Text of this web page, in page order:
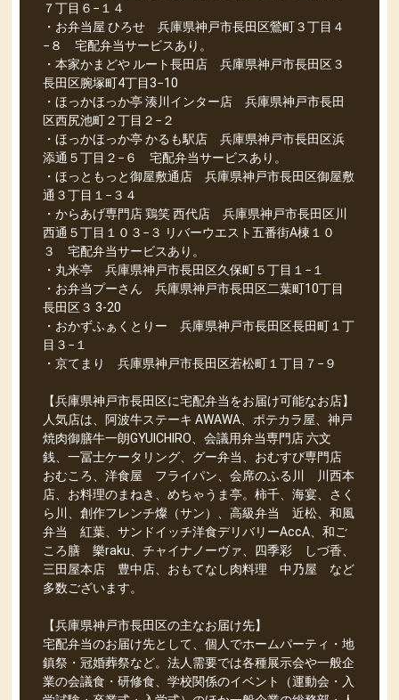
７丁目６−１４
・お弁当屋 ひろせ 兵庫県神戸市長田区鶯町３丁目４
−８ 宅配弁当サービスあり。
・本家かまどや ルート長田店 兵庫県神戸市長田区３
長田区腕塚町4丁目3−10
・ほっかほっか亭 湊川インター店 兵庫県神戸市長田
区西尻池町２丁目２−２
・ほっかほっか亭 かるも駅店 兵庫県神戸市長田区浜
添通５丁目２−６ 宅配弁当サービスあり。
・ほっともっと御屋敷通店 兵庫県神戸市長田区御屋敷
通３丁目１−３４
・からあげ専門店 鶏笑 西代店 兵庫県神戸市長田区川
西通５丁目１０３−３ リバーウエスト五番街A棟１０
３ 宅配弁当サービスあり。
・丸米亭 兵庫県神戸市長田区久保町５丁目１−１
・お弁当プーさん 兵庫県神戸市長田区二葉町10丁目
長田区３ 3-20
・おかずふぁくとりー 兵庫県神戸市長田区長田町１丁
目３−１
・京てまり 兵庫県神戸市長田区若松町１丁目７−９
【兵庫県神戸市長田区に宅配弁当をお届け可能なお店】
人気店は、阿波牛ステーキ AWAWA、ポテカラ屋、神戸
焼肉御膳牛一朗GYUICHIRO、会議用弁当専門店 六文
銭、一冨士ケータリング、グー弁当、おむすび専門店
おむころ、洋食屋 フライパン、会席のふる川 川西本
店、お料理のまねき、めちゃうま亭。柿千、海宴、さく
ら川、創作フレンチ燦（サン）、高級弁当 近松、和風
弁当 紅葉、サンドイッチ洋食デリバリーAccA、和ご
ころ膳 樂raku、チャイナノーヴァ、四季彩 しづ香、
三田屋本店 豊中店、おもてなし肉料理 中乃屋 など
多数ございます。
【兵庫県神戸市長田区の主なお届け先】
宅配弁当のお届け先として、個人でホームパーティ・地
鎮祭・冠婚葬祭など。法人需要では各種展示会や一般企
業の会議食・研修食、学校関係のイベント（運動会・入